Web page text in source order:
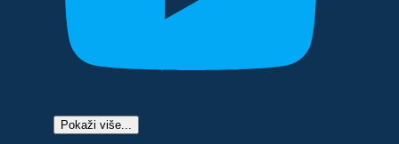
Pokaži više...